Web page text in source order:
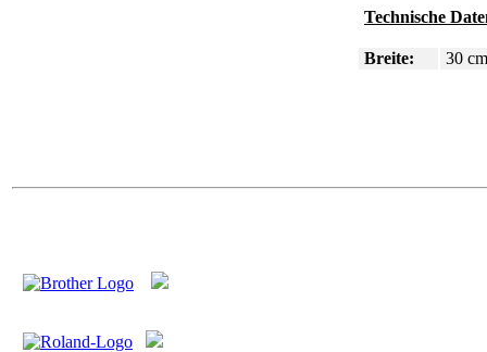
Technische
Breite: 30 cm